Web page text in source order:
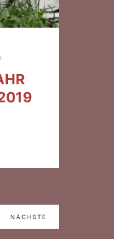
NÄCHSTE